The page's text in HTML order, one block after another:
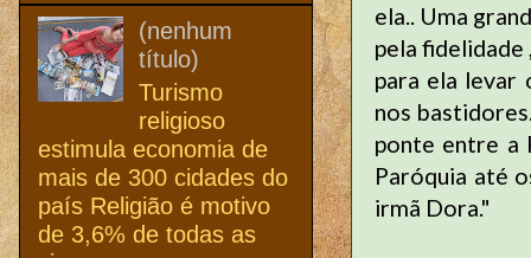
ela.. Uma
pela
para ela levar
nos
ponte entre a
Paróquia até
irmã Dora."
(nenhum
título)
Turismo
religioso
estimula economia de
mais de 300 cidades do
país Religião é motivo
de 3,6% de todas as